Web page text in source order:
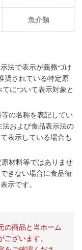
魚介類
法で表示が義務づけ
奨されている特定原
について表示対象と
の名称を表記してい
法および食品表示法の
表示している場合も
原材料等ではありませ
きない場合に食品衛
示です。
の商品と当ホーム
ざいます。